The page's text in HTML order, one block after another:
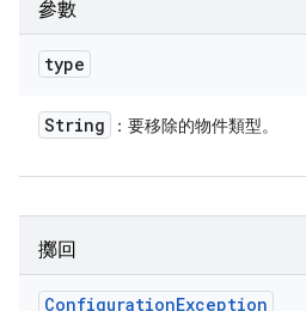
參數
type
String ：要移除的物件類型。
擲回
ConfigurationException